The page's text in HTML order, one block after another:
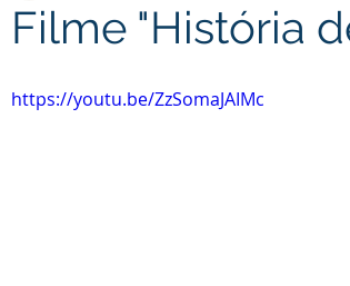
Filme "História
https://youtu.be/ZzSomaJAIMc